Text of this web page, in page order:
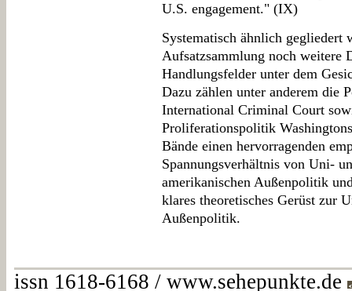
U.S. engagement." (IX)
Systematisch ähnlich gegliedert
Aufsatzsammlung noch weitere
Handlungsfelder unter dem
Dazu zählen unter anderem die
International Criminal Court
Proliferationspolitik
Bände einen hervorragenden
Spannungsverhältnis von Uni-
amerikanischen Außenpolitik
klares theoretisches Gerüst zur
Außenpolitik.
issn 1618-6168 / www.sehepunkte.de